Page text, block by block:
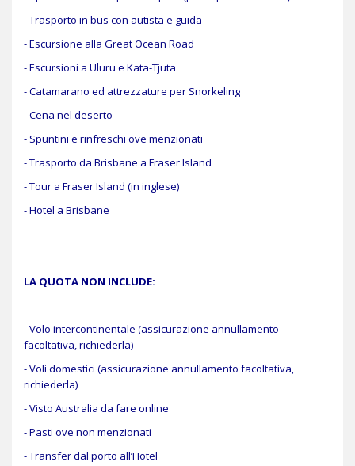
- Trasporto in bus con autista e guida
- Escursione alla Great Ocean Road
- Escursioni a Uluru e Kata-Tjuta
- Catamarano ed attrezzature per Snorkeling
- Cena nel deserto
- Spuntini e rinfreschi ove menzionati
- Trasporto da Brisbane a Fraser Island
- Tour a Fraser Island (in inglese)
- Hotel a Brisbane
LA QUOTA NON INCLUDE:
- Volo intercontinentale (assicurazione annullamento
facoltativa, richiederla)
- Voli domestici (assicurazione annullamento facoltativa,
richiederla)
- Visto Australia da fare online
- Pasti ove non menzionati
- Transfer dal porto all’Hotel